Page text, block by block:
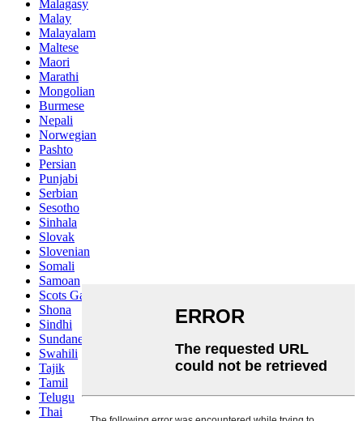
Malagasy
Malay
Malayalam
Maltese
Maori
Marathi
Mongolian
Burmese
Nepali
Norwegian
Pashto
Persian
Punjabi
Serbian
Sesotho
Sinhala
Slovak
Slovenian
Somali
Samoan
Scots Gaelic
Shona
Sindhi
Sundanese
Swahili
Tajik
Tamil
Telugu
Thai